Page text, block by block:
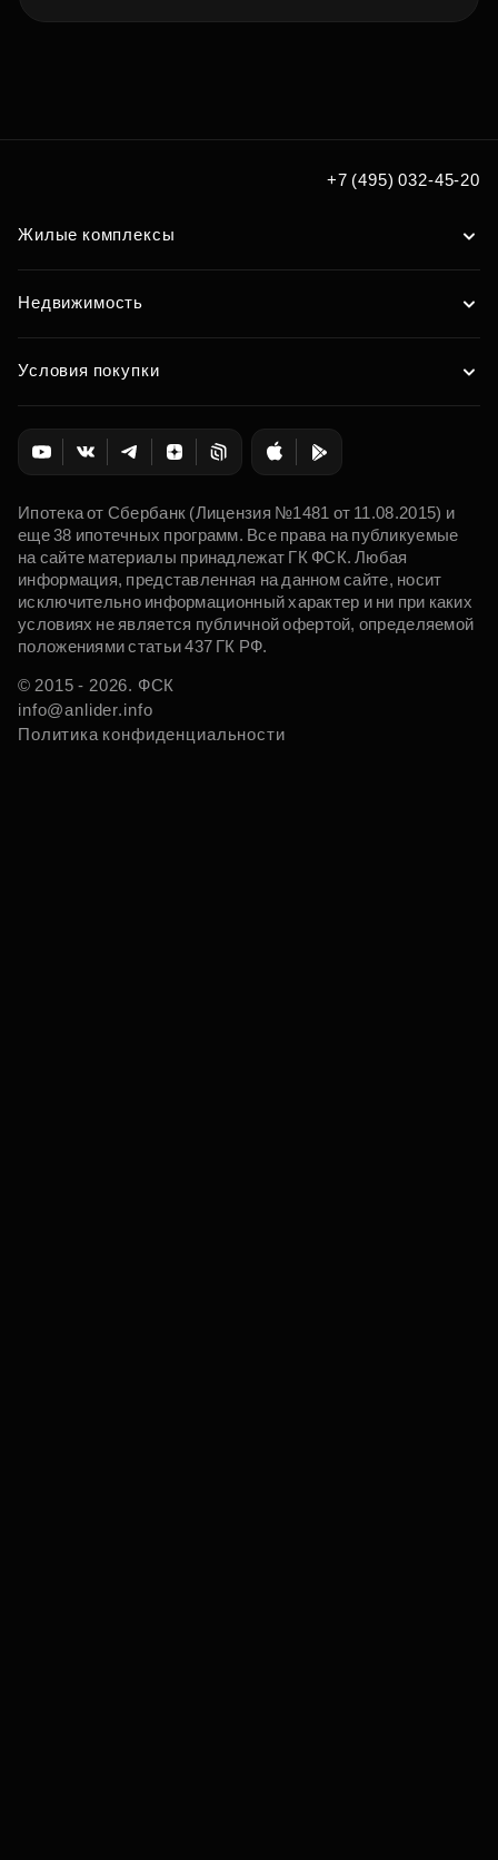
+7 (495) 032-45-20
Жилые комплексы
Недвижимость
Условия покупки
Ипотека от Сбербанк (Лицензия №1481 от 11.08.2015) и
еще 38 ипотечных программ. Все права на публикуемые
на сайте материалы принадлежат ГК ФСК. Любая
информация, представленная на данном сайте, носит
исключительно информационный характер и ни при каких
условиях не является публичной офертой, определяемой
положениями статьи 437 ГК РФ.
© 2015 - 2026. ФСК
info@anlider.info
Политика конфиденциальности